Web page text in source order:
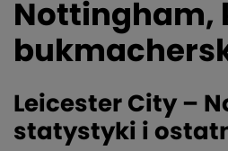
Nottingham,
Leicester City –
statystyki i